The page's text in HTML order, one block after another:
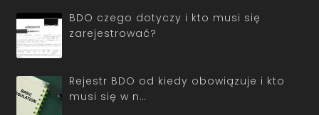
BDO czego dotyczy i kto musi się
zarejestrować?
Rejestr BDO od kiedy obowiązuje i kto
musi się w n…